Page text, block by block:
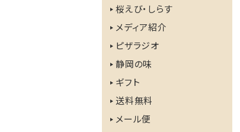
桜えび・しらす
メディア紹介
ピザラジオ
静岡の味
ギフト
送料無料
メール便